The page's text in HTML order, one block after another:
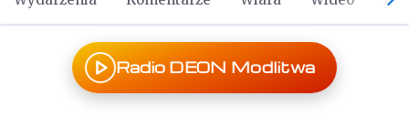
Radio DEON Modlitwa